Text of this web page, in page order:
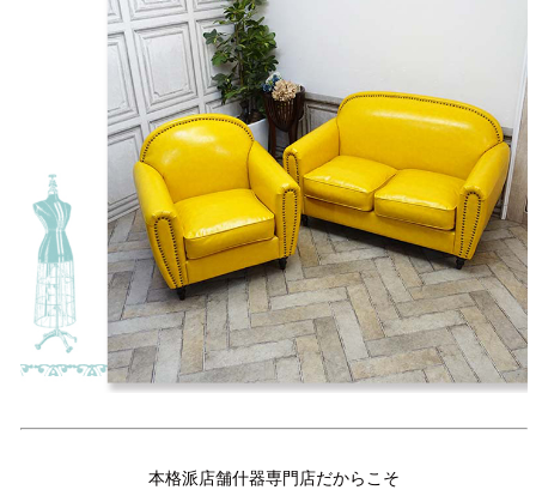
本格派店舗什器専門店だからこそ